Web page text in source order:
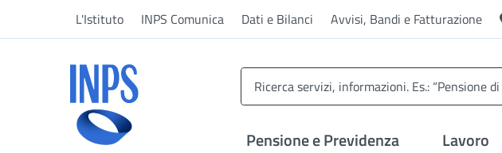
L'Istituto INPS Comunica Dati e Bilanci Avvisi, Bandi e Fatturazione
Pensione e Previdenza Lavoro